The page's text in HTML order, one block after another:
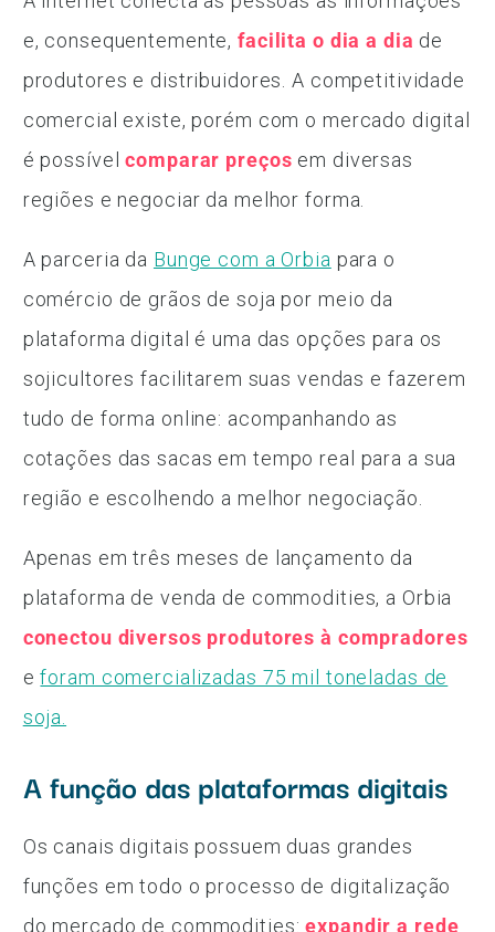
e, consequentemente,facilita o dia a dia de
produtores e distribuidores. A competitividade
comercial existe, porém com o mercado digital
é possívelcomparar preços em diversas
regiões e negociar da melhor forma.
A parceria da Bunge com a Orbia para o
comércio de grãos de soja por meio da
plataforma digital é uma das opções para os
sojicultores facilitarem suas vendas e fazerem
tudo de forma online: acompanhando as
cotações das sacas em tempo real para a sua
região e escolhendo a melhor negociação.
Apenas em três meses de lançamento da
plataforma de venda de commodities, a Orbia
conectou diversos produtores à compradores
eforam comercializadas 75 mil toneladas de
soja.
A função das plataformas digitais
Os canais digitais possuem duas grandes
funções em todo o processo de digitalização
do mercado de commodities:expandir a rede